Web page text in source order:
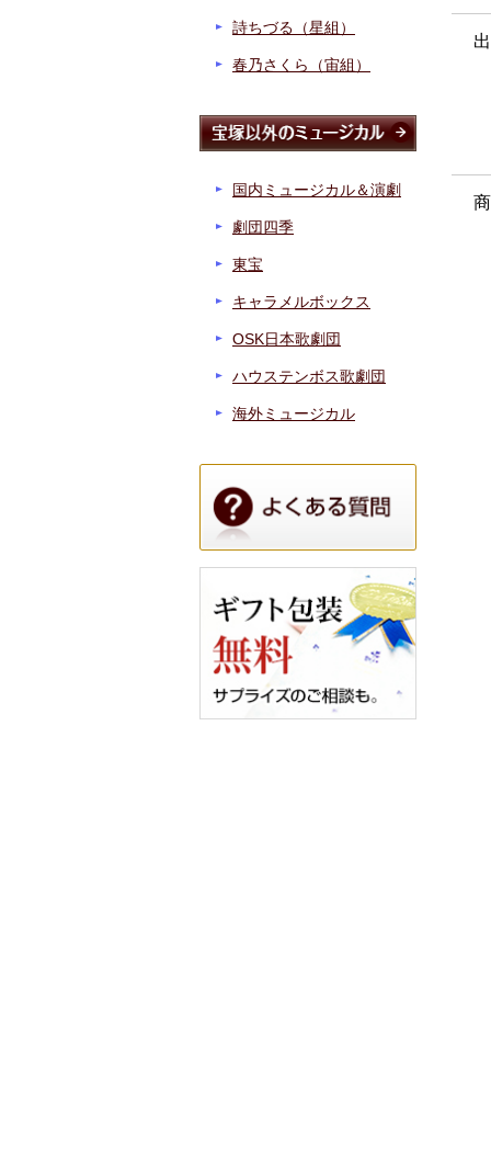
詩ちづる（星組）
春乃さくら（宙組）
国内ミュージカル＆演劇
劇団四季
東宝
キャラメルボックス
OSK日本歌劇団
ハウステンボス歌劇団
海外ミュージカル